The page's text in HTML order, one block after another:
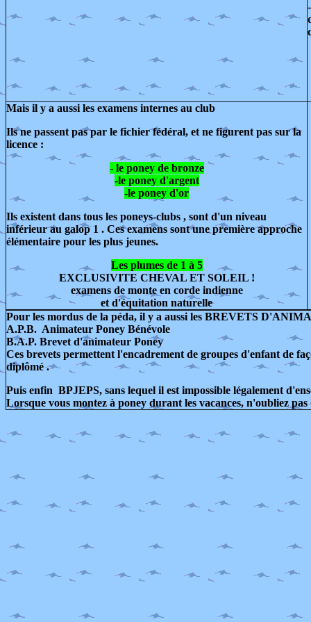
-
Mais il y a aussi les examens internes au club
Ils ne passent pas par le fichier fédéral, et ne figurent pas sur la
licence :
- le poney de bronze
-le poney d'argent
-le poney d'or
Ils existent dans tous les poneys-clubs , sont d'un niveau
inférieur au galop 1 . Ces examens sont une première approche
élémentaire pour les plus jeunes.
Les plumes de 1 à 5
EXCLUSIVITE CHEVAL ET SOLEIL !
examens de monte en corde indienne
et d'équitation naturelle
Pour les mordus de la péda, il y a aussi les BREVETS
A.P.B. Animateur Poney Bénévole
B.A.P. Brevet d'animateur Poney
Ces brevets permettent l'encadrement de groupes d'enfant de
diplômé .
Puis enfin BPJEPS, sans lequel il est impossible légalement
Lorsque vous montez à poney durant les vacances, n'oubliez